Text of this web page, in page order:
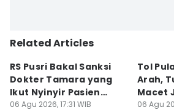
Related Articles
RS Pusri Bakal Sanksi
Dokter Tamara yang
Ikut Nyinyir Pasien
Yurizal
06 Agu 2026, 17:31 WIB
Tol
Arah,
Macet
06 Agu